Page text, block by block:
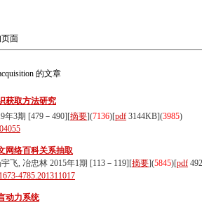
面
的文章
获取方法研究
年3期 [479－490][摘要](7136)[pdf 3144KB](3985)
网络百科关系抽取
飞, 冶忠林 2015年1期 [113－119][摘要](5845)[pdf
4785.201311017
动力系统